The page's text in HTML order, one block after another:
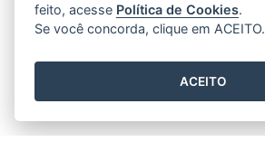
feito, acesse Política de Cookies.
Se você concorda, clique em ACEITO.
ACEITO